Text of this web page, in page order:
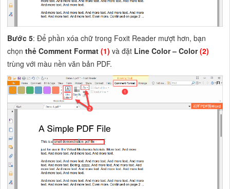
Bước 5: Để phần xóa chữ trong Foxit Reader mượt hơn, bạn
chọnthẻ Comment Format(1) và đặt Line Color – Color(2)
trùng với màu nền văn bản PDF.